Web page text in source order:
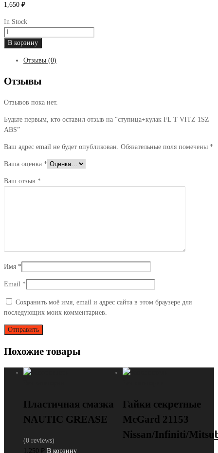
1,650 ₽
In Stock
Количество
товара
VITZ
ABS
В корзину
Отзывы (0)
Отзывы
Отзывов пока нет.
Будьте первым, кто оставил отзыв на “ступица+кулак FL T VITZ 1SZ
ABS”
Ваш адрес email не будет опубликован. Обязательные поля помечены *
Ваша оценка *
Ваш отзыв *
Имя *
Email *
Сохранить моё имя, email и адрес сайта в этом браузере для
последующих моих комментариев.
Похожие товары
Пластичная смазка
NAUTIC GREASE
(0 reviews)
1,250 ₽ В корзину
Гайки секретные
McGard 21153
Nissan/Infiniti/